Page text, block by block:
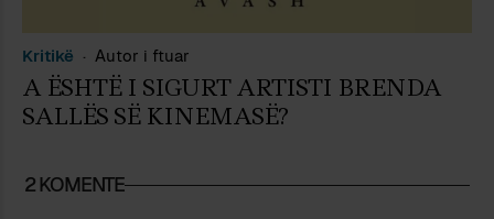
Kritikë Autor i ftuar
A ËSHTË I SIGURT ARTISTI BRENDA
SALLËS SË KINEMASË?
2 KOMENTE